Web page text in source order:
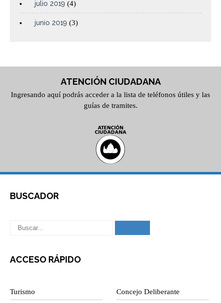
julio 2019 (4)
junio 2019 (3)
ATENCIÓN CIUDADANA
Ingresando aquí podrás acceder a la lista de teléfonos útiles y las
guías de tramites.
BUSCADOR
ACCESO RÁPIDO
Turismo Concejo Deliberante